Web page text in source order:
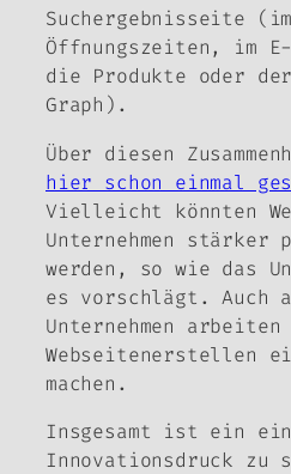
Suchergebnisseite
Öffnungszeiten, im E-
die Produkte oder der
Graph).
Über diesen
hier schon einmal
Vielleicht könnten
Unternehmen
werden, so wie das
es vorschlägt. Auch
Unternehmen
Webseitenerstellen
machen.
Insgesamt ist ein
Innovationsdruck zu